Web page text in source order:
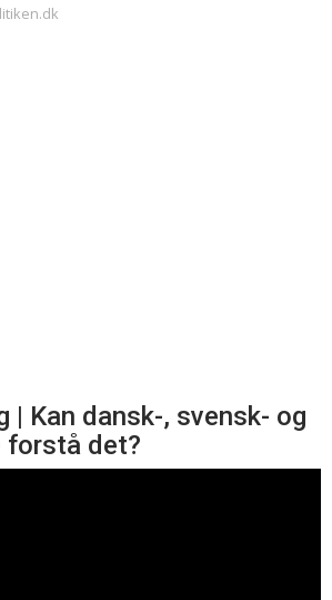
| Kan dansk-, svensk- og
forstå det?